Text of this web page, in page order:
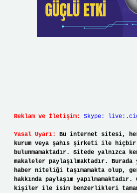
Reklam ve İletişim: Skype:
Yasal Uyarı:
Bu internet sitesi,
kurum veya şahıs şirketi ile hiçbir
bulunmamaktadır. Sitede yalnızca
makaleler paylaşılmaktadır.
haber niteliği taşımamakta olup,
hakkında paylaşım yapılmamaktadır.
kişiler ile isim benzerlikleri